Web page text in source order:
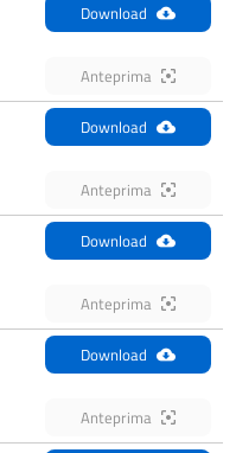
Download
Anteprima
Download
Anteprima
Download
Anteprima
Download
Anteprima